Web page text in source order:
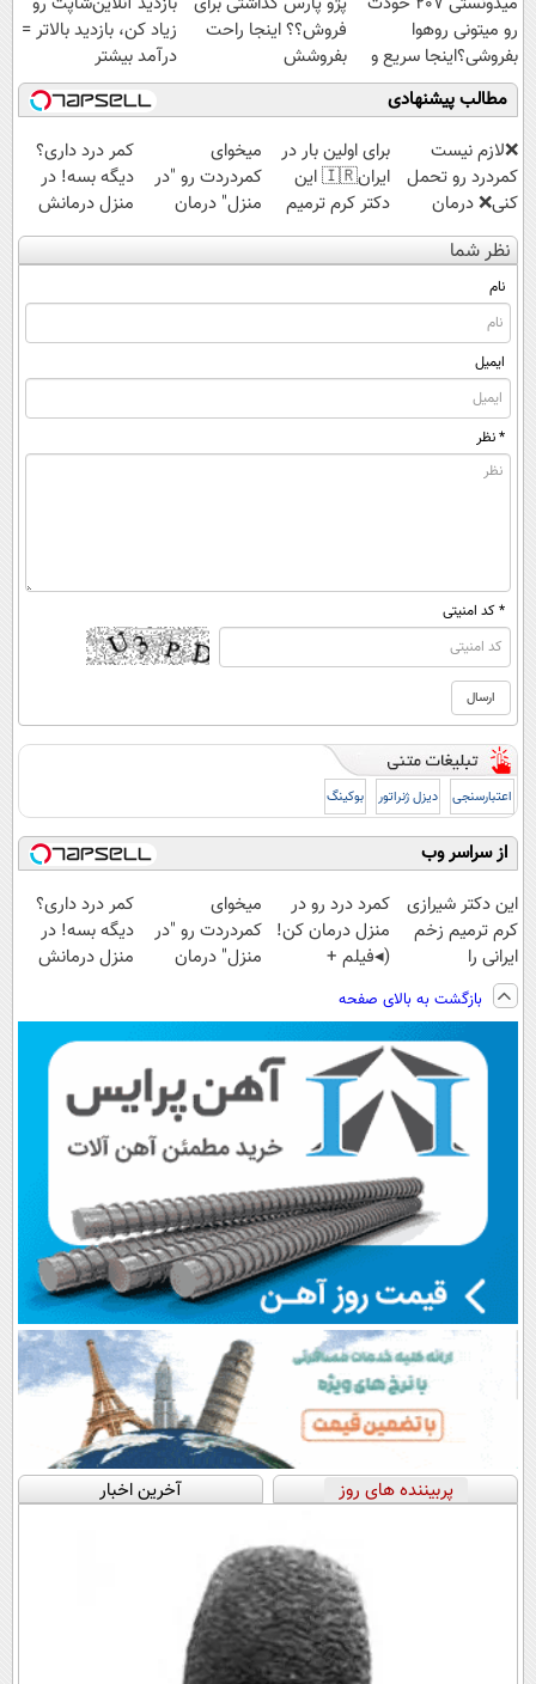
رو میتونی روهوا
بفروشی؟اینجا سریع و
راحت بفروش
فروش؟؟ اینجا راحت
بفروشش
زیاد کن، بازدید بالاتر =
درآمد بیشتر
مطالب پیشنهادی
❌لازم نیست
کمردرد رو تحمل
کنی❌ درمان
بدون جراحی و
قرص
(پرسشنامه)
برای اولین بار در
ایران🇮🇷 این
دکتر کرم ترمیم
کننده 23 روزه
ساخت!
میخوای
کمردردت رو "در
منزل" درمان
کنی؟ (◂فیلم +
◂پرسش‌نامه)
کمر درد داری؟
دیگه بسه! در
منزل درمانش
کن
(◀پرسش‌نامه)
نظر شما
نام
ایمیل
* نظر
* کد امنیتی
اعتبارسنجی دیزل ژنراتور بوکینگ
از سراسر وب
این دکتر شیرازی
کرم ترمیم زخم
ایرانی را
ساخت!!!
کمرد درد رو در
منزل درمان کن!
(◂فیلم +
میخوای
کمردردت رو "در
منزل" درمان
کمر درد داری؟
دیگه بسه! در
منزل درمانش
بازگشت به بالای صفحه
پربیننده های روز آخرین اخبار